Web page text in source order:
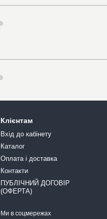
Клієнтам
Вхід до кабінету
Каталог
Оплата і доставка
Контакти
ПУБЛІЧНИЙ ДОГОВІР
(ОФЕРТА)
Ми в соцмережах